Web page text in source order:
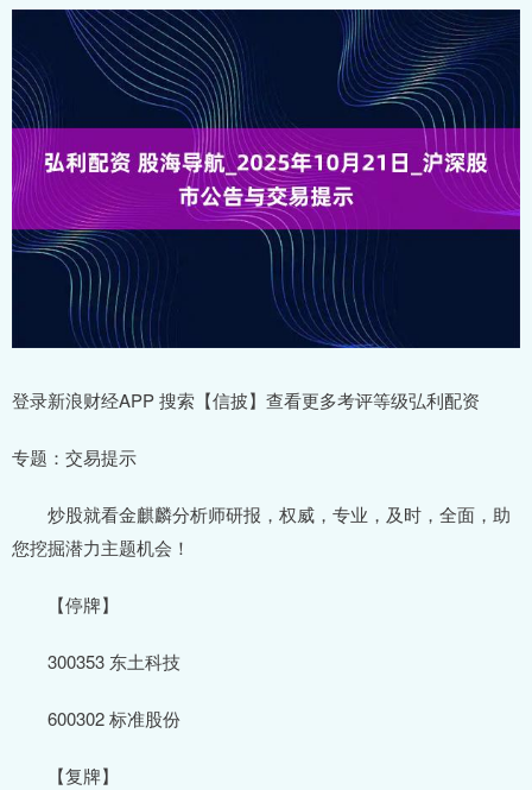
登录新浪财经APP 搜索【信披】查看更多考评等级弘利配资
专题：交易提示
炒股就看金麒麟分析师研报，权威，专业，及时，全面，助
您挖掘潜力主题机会！
【停牌】
300353 东土科技
600302 标准股份
【复牌】